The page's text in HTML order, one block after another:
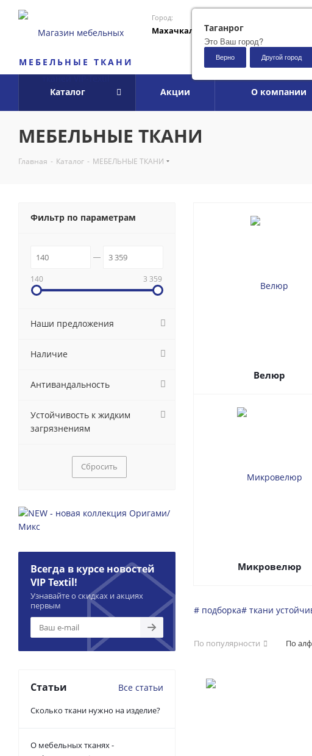
МЕБЕЛЬНЫЕ ТКАНИ
Город:
Махачкала
Каталог Акции О компании
Таганрог
Это Ваш город?
Верно Другой город
МЕБЕЛЬНЫЕ ТКАНИ
Главная - Каталог - МЕБЕЛЬНЫЕ ТКАНИ
Велюр
Микровелюр
# подборка# ткани
По популярности По
Фильтр по параметрам
140 3 359
Наши предложения
Наличие
Антивандальность
Устойчивость к жидким
загрязнениям
Сбросить
Всегда в курсе новостей
VIP Textil!
Узнавайте о скидках и акциях
первым
Статьи Все статьи
Сколько ткани нужно на изделие?
О мебельных тканях -